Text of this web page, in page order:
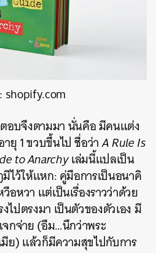
shopify.com
อบจึงตามมา นั่นคือ มีคนแต่ง
ยุ 1 ขวบขึ้นไป ชื่อว่าA Rule Is
to Anarchyเล่มนี้แปลเป็น
ไว้ให้แหก: คู่มือการเป็นอนาคิ
อหวา แต่เป็นเรื่องราวว่าด้วย
ไปตรงมา เป็นตัวของตัวเอง มี
จกจ่าย (อืม…นึกว่าพระ
ย) แล้วก็มีความสุขไปกับการ